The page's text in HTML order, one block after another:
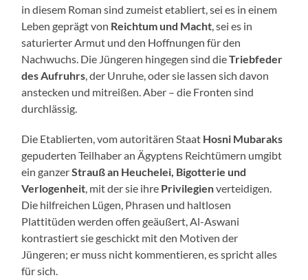
in diesem Roman sind zumeist etabliert, sei es in einem
Leben geprägt von Reichtum und Macht, sei es in
saturierter Armut und den Hoffnungen für den
Nachwuchs. Die Jüngeren hingegen sind dieTriebfeder
des Aufruhrs, der Unruhe, oder sie lassen sich davon
anstecken und mitreißen. Aber – die Fronten sind
durchlässig.
Die Etablierten, vom autoritären Staat Hosni Mubaraks
gepuderten Teilhaber an Ägyptens Reichtümern umgibt
ein ganzerStrauß an Heuchelei, Bigotterie und
Verlogenheit, mit der sie ihre Privilegienverteidigen.
Die hilfreichen Lügen, Phrasen und haltlosen
Plattitüden werden offen geäußert, Al-Aswani
kontrastiert sie geschickt mit den Motiven der
Jüngeren; er muss nicht kommentieren, es spricht alles
für sich.